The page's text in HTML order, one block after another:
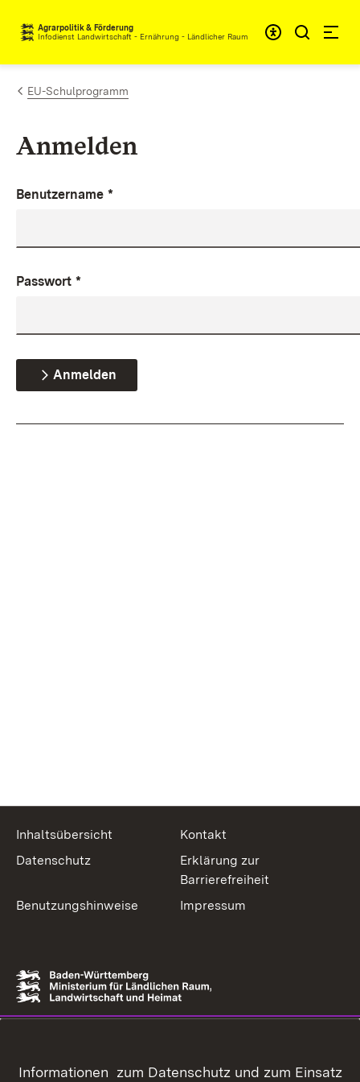
Zum Inhalt springen
Agrarpolitik & Förderung
Infodienst Landwirtschaft - Ernährung - Ländlicher Raum
EU-Schulprogramm
Anmelden
Benutzername *
Passwort *
Anmelden
Inhaltsübersicht
Kontakt
Datenschutz
Erklärung zur
Barrierefreiheit
Benutzungshinweise
Impressum
Informationen zum Datenschutz und zum Einsatz